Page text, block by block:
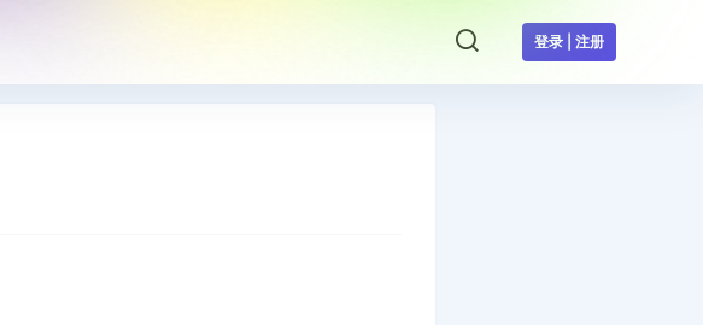
登录 | 注册